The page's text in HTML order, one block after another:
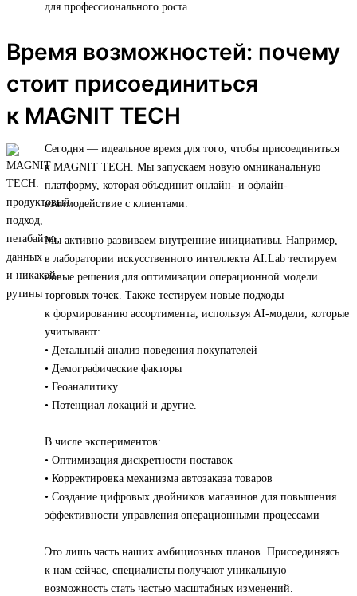
для профессионального роста.
Время возможностей: почему
стоит присоединиться
к MAGNIT TECH
Сегодня — идеальное время для того, чтобы присоединиться
к MAGNIT TECH. Мы запускаем новую омниканальную
платформу, которая объединит онлайн- и офлайн-
взаимодействие с клиентами.
Мы активно развиваем внутренние инициативы. Например,
в лаборатории искусственного интеллекта AI.Lab тестируем
новые решения для оптимизации операционной модели
торговых точек. Также тестируем новые подходы
к формированию ассортимента, используя AI-модели, которые
учитывают:
• Детальный анализ поведения покупателей
• Демографические факторы
• Геоаналитику
• Потенциал локаций и другие.
В числе экспериментов:
• Оптимизация дискретности поставок
• Корректировка механизма автозаказа товаров
• Создание цифровых двойников магазинов для повышения
эффективности управления операционными процессами
Это лишь часть наших амбициозных планов. Присоединяясь
к нам сейчас, специалисты получают уникальную
возможность стать частью масштабных изменений.